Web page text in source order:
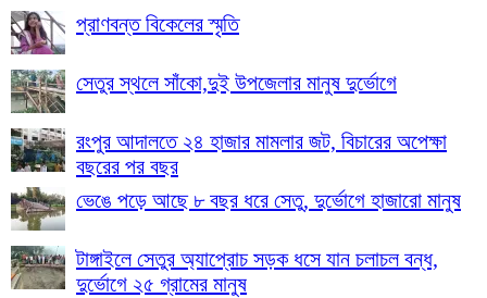
প্রাণবন্ত বিকেলের স্মৃতি
সেতুর স্থলে সাঁকো,দুই উপজেলার মানুষ দুর্ভোগে
রংপুর আদালতে ২৪ হাজার মামলার জট, বিচারের অপেক্ষা
বছরের পর বছর
ভেঙে পড়ে আছে ৮ বছর ধরে সেতু, দুর্ভোগে হাজারো মানুষ
টাঙ্গাইলে সেতুর অ্যাপ্রোচ সড়ক ধসে যান চলাচল বন্ধ,
দুর্ভোগে ২৫ গ্রামের মানুষ